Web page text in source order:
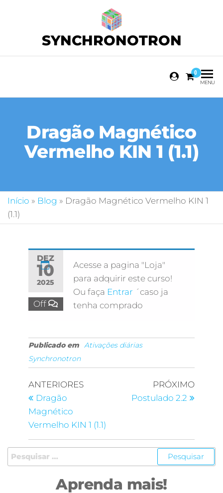
SYNCHRONOTRON
0
MENU
Dragão Magnético
Vermelho KIN 1 (1.1)
Início » Blog » Dragão Magnético Vermelho KIN 1
(1.1)
DEZ
10
2025
Off
Acesse a pagina "Loja"
para adquirir este curso!
Ou faça Entrar ´caso ja
tenha comprado
Publicado em Ativações diárias
Synchronotron
ANTERIORES
Dragão
Magnético
Vermelho KIN 1 (1.1)
PRÓXIMO
Postulado 2.2
Aprenda mais!